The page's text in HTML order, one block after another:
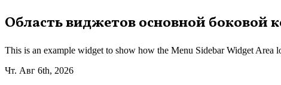
Перейти
к
Область виджетов основной боковой
This is an example widget to show how the Menu Sidebar Widget Area
Чт. Авг 6th, 2026